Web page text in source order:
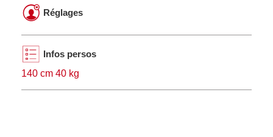
Réglages
Infos persos
140 cm 40 kg